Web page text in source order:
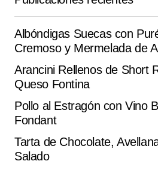
Responder
Quedó riquísimo en casa esta de
Rebecca Rust
octubre 9, 2025 at 4:46 am
Responder
Albóndigas Suecas con
Cremoso y Mermelada de
Arancini Rellenos de Short
Queso Fontina
Pollo al Estragón con Vino
Fondant
Tarta de Chocolate,
Salado